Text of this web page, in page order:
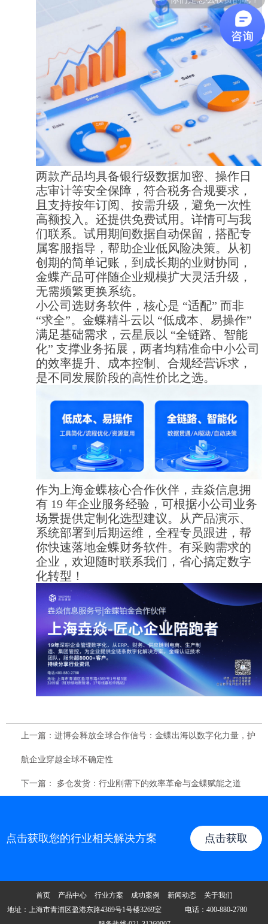
两款产品均具备银行级数据加密、操作日
志审计等安全保障，符合税务合规要求，
且支持按年订阅、按需升级，避免一次性
高额投入。还提供免费试用。详情可与我
们联系。试用期间数据自动保留，搭配专
属客服指导，帮助企业低风险决策。从初
创期的简单记账，到成长期的业财协同，
金蝶产品可伴随企业规模扩大灵活升级，
无需频繁更换系统。
小公司选财务软件，核心是 “适配” 而非
“求全”。金蝶精斗云以 “低成本、易操作”
满足基础需求，云星辰以 “全链路、智能
化” 支撑业务拓展，两者均精准命中小公司
的效率提升、成本控制、合规经营诉求，
是不同发展阶段的高性价比之选。
作为上海金蝶核心合作伙伴，垚焱信息拥
有 19 年企业服务经验，可根据小公司业务
场景提供定制化选型建议。从产品演示、
系统部署到后期运维，全程专员跟进，帮
你快速落地金蝶财务软件。有采购需求的
企业，欢迎随时联系我们，省心搞定数字
化转型！
上一篇：进博会释放全球合作信号：金蝶出海以数字化力量，护
航企业穿越全球不确定性
下一篇： 多仓发货：行业刚需下的效率革命与金蝶赋能之道
点击获取您的行业相关解决方案 点击获取
首页 产品中心 行业方案 成功案例 新闻动态
关于我们
地址：上海市青浦区盈港东路4369号1号楼3269室 电话：400-880-2780